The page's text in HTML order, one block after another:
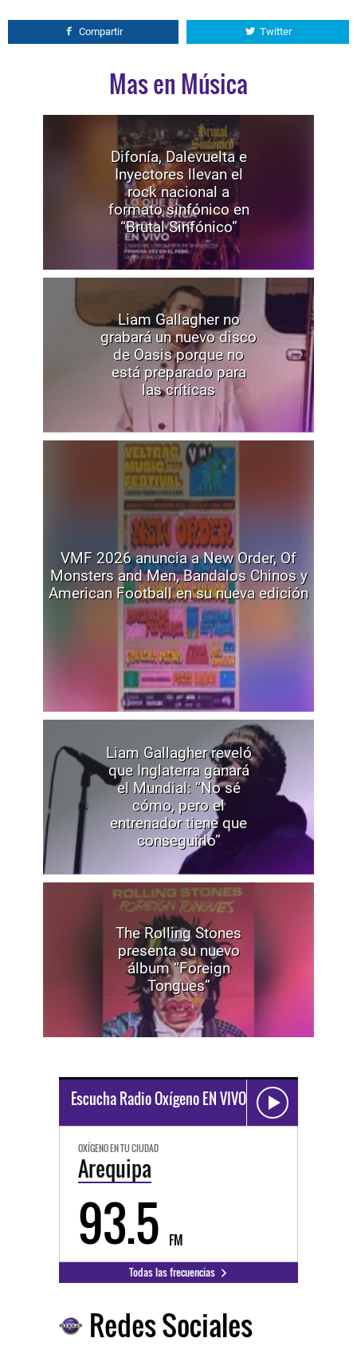
Compartir Twitter
Mas en Música
Difonía, Dalevuelta e
Inyectores llevan el
rock nacional a
formato sinfónico en
“Brutal Sinfónico”
Liam Gallagher no
grabará un nuevo disco
de Oasis porque no
está preparado para
las críticas
VMF 2026 anuncia a New Order, Of
Monsters and Men, Bandalos Chinos y
American Football en su nueva edición
Liam Gallagher reveló
que Inglaterra ganará
el Mundial: “No sé
cómo, pero el
entrenador tiene que
conseguirlo”
The Rolling Stones
presenta su nuevo
álbum “Foreign
Tongues”
Escucha Radio Oxígeno EN VIVO
OXÍGENO EN TU CIUDAD
Arequipa
93.5 FM
Todas las frecuencias
Redes Sociales